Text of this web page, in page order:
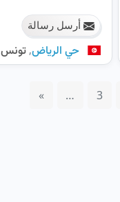
أرسل رسالة
حي الرياض, تونس
3
…
»